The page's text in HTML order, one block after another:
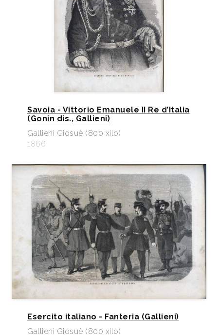
Savoia - Vittorio Emanuele II Re d’Italia
(Gonin dis., Gallieni)
Gallieni Giosuè (800 xilo)
1866
Esercito italiano - Fanteria (Gallieni)
Gallieni Giosuè (800 xilo)